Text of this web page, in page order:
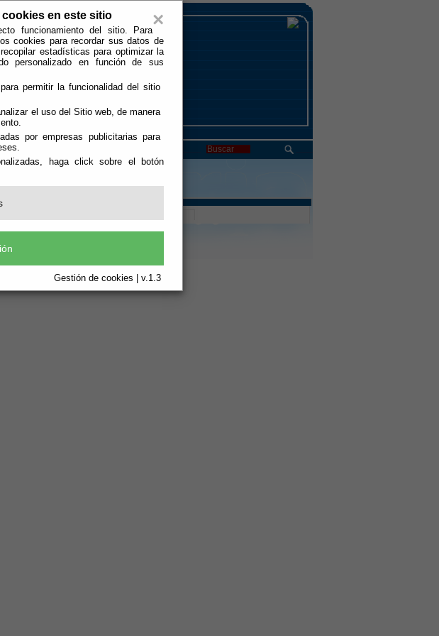
×
en este sitio
funcionamiento del sitio. Para
cookies para recordar sus datos de
estadísticas para optimizar la
personalizado en función de sus
permitir la funcionalidad del sitio
el uso del Sitio web, de manera
por empresas publicitarias para
haga click sobre el botón
Gestión de cookies | v.1.3